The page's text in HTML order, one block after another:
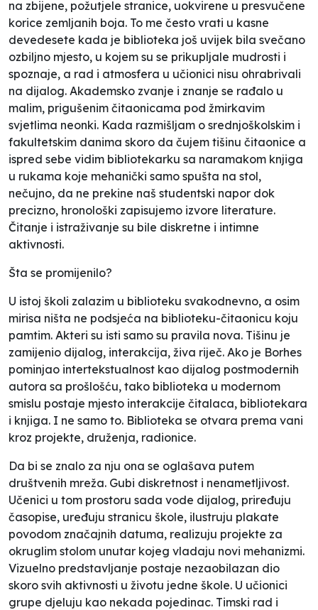
na zbijene, požutjele stranice, uokvirene u presvučene
korice zemljanih boja. To me često vrati u kasne
devedesete kada je biblioteka još uvijek bila svečano
ozbiljno mjesto, u kojem su se prikupljale mudrosti i
spoznaje, a rad i atmosfera u učionici nisu ohrabrivali
na dijalog. Akademsko zvanje i znanje se rađalo u
malim, prigušenim čitaonicama pod žmirkavim
svjetlima neonki. Kada razmišljam o srednjoškolskim i
fakultetskim danima skoro da čujem tišinu čitaonice a
ispred sebe vidim bibliotekarku sa naramakom knjiga
u rukama koje mehanički samo spušta na stol,
nečujno, da ne prekine naš studentski napor dok
precizno, hronološki zapisujemo izvore literature.
Čitanje i istraživanje su bile diskretne i intimne
aktivnosti.
Šta se promijenilo?
U istoj školi zalazim u biblioteku svakodnevno, a osim
mirisa ništa ne podsjeća na biblioteku-čitaonicu koju
pamtim. Akteri su isti samo su pravila nova. Tišinu je
zamijenio dijalog, interakcija, živa riječ. Ako je Borhes
pominjao intertekstualnost kao dijalog postmodernih
autora sa prošlošću, tako biblioteka u modernom
smislu postaje mjesto interakcije čitalaca, bibliotekara
i knjiga. I ne samo to. Biblioteka se otvara prema vani
kroz projekte, druženja, radionice.
Da bi se znalo za nju ona se oglašava putem
društvenih mreža. Gubi diskretnost i nenametljivost.
Učenici u tom prostoru sada vode dijalog, priređuju
časopise, uređuju stranicu škole, ilustruju plakate
povodom značajnih datuma, realizuju projekte za
okruglim stolom unutar kojeg vladaju novi mehanizmi.
Vizuelno predstavljanje postaje nezaobilazan dio
skoro svih aktivnosti u životu jedne škole. U učionici
grupe djeluju kao nekada pojedinac. Timski rad i